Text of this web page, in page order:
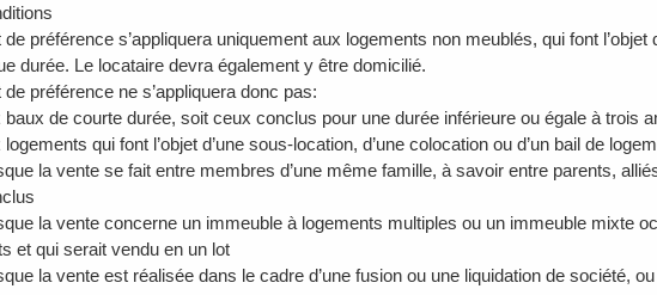
de préférence s’appliquera uniquement aux logements non meublés, qui font l’objet
durée. Le locataire devra également y être domicilié.
de préférence ne s’appliquera donc pas:
de courte durée, soit ceux conclus pour une durée inférieure ou égale à trois
qui font l’objet d’une sous-location, d’une colocation ou d’un bail de
la vente se fait entre membres d’une même famille, à savoir entre parents,
la vente concerne un immeuble à logements multiples ou un immeuble mixte
et qui serait vendu en un lot
la vente est réalisée dans le cadre d’une fusion ou une liquidation de société,